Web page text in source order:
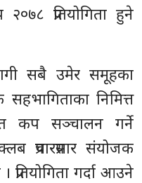
प्रतियोगिता हुने
सबै उमेर समूहका
निमित्त
कप सञ्चालन गर्ने
प्रचारप्रसार संयोजक
गर्दा आउने